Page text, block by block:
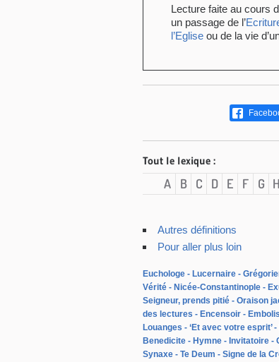
Lecture faite au cours
un passage de l’
l’Eglise ou de la vie
Tout le lexique :
A B C D E F G H
Autres définitions
Pour aller plus loin
Euchologe Lucernaire
Vérité
Nicée-Constantinople
Seigneur, prends pitié
Oraison
des lectures
Encensoir
Louanges
‘Et avec votre esprit’
Benedicite
Hymne Invitatoire
Synaxe
Te Deum Signe de la